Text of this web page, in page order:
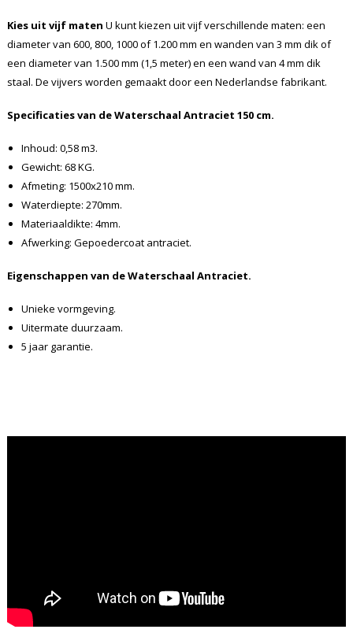
Kies uit vijf maten U kunt kiezen uit vijf verschillende maten: een
diameter van 600, 800, 1000 of 1.200 mm en wanden van 3 mm dik of
een diameter van 1.500 mm (1,5 meter) en een wand van 4 mm dik
staal. De vijvers worden gemaakt door een Nederlandse fabrikant.
Specificaties van de Waterschaal Antraciet 150 cm.
Inhoud: 0,58 m3.
Gewicht: 68 KG.
Afmeting: 1500x210 mm.
Waterdiepte: 270mm.
Materiaaldikte: 4mm.
Afwerking: Gepoedercoat antraciet.
Eigenschappen van de Waterschaal Antraciet.
Unieke vormgeving.
Uitermate duurzaam.
5 jaar garantie.